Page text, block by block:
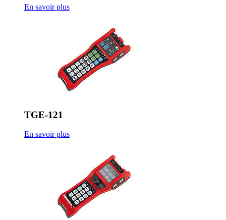
En savoir plus
TGE-121
En savoir plus